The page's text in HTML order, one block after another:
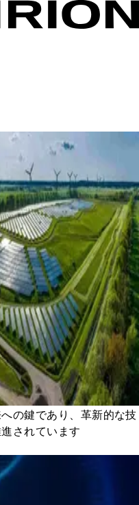
の鍵であり、革新的な技
されています